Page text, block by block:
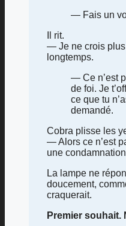
— Fais un
Il rit.
— Je ne crois
longtemps.
— Ce n’est
de foi. Je
ce que tu
demandé.
Cobra plisse les
— Alors ce n’est
une
La lampe ne
doucement,
craquerait.
Premier souhait.